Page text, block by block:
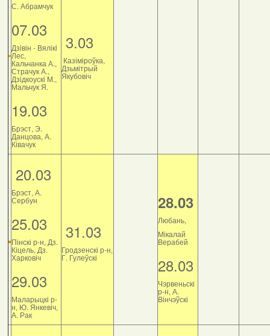
С. Абрамчук
07.03
Дзiвiн - Вялiкi
Лес,
Кальчанка А.,
Страчук А.,
Дзiдкоускi М.,
Мальчук Я.
19.03
Брэст, Э.
Данцова, А.
Ківачук
3.03
Казіміроўка,
Дзьмітрый
Якубовіч
20.03
Брэст, А.
Сербун
25.03
Пінскі р-н, Дз.
Кіцель, Дз.
Харковіч
29.03
Маларыцкі р-
н, Ю. Янкевіч,
А. Рак
31.03
Гродзенскі р-н,
Г. Гулеўскі
28.03
Любань,
Мікалай
Верабей
28.03
Чэрвеньскі
р-н, А.
Вінчэўскі